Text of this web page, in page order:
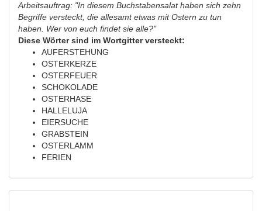
Arbeitsauftrag: "In diesem Buchstabensalat haben sich zehn
Begriffe versteckt, die allesamt etwas mit Ostern zu tun
haben. Wer von euch findet sie alle?"
Diese Wörter sind im Wortgitter versteckt:
AUFERSTEHUNG
OSTERKERZE
OSTERFEUER
SCHOKOLADE
OSTERHASE
HALLELUJA
EIERSUCHE
GRABSTEIN
OSTERLAMM
FERIEN